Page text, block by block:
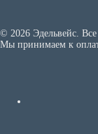
© 2026 Эдельвейс.
Мы принимаем к